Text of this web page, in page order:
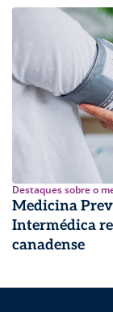
Destaques sobre o
Medicina
Intermédica
canadense